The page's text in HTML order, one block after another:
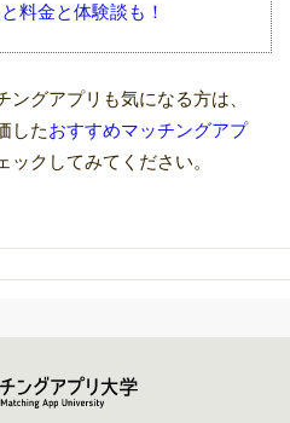
料金と体験談も！
ングアプリも気になる方は、
したおすすめマッチングアプ
ックしてみてください。